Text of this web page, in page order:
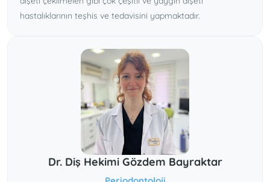
hastalıklarının teşhis ve tedavisini yapmaktadır.
Dr. Diş Hekimi Gözdem Bayraktar